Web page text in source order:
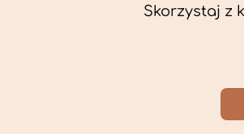
Skorzystaj z